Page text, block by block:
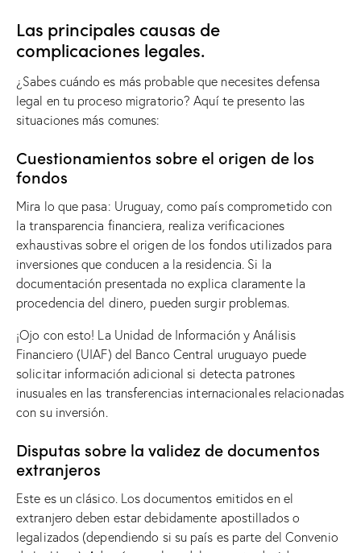
Las principales causas de
complicaciones legales.
¿Sabes cuándo es más probable que necesites defensa
legal en tu proceso migratorio? Aquí te presento las
situaciones más comunes:
Cuestionamientos sobre el origen de los
fondos
Mira lo que pasa: Uruguay, como país comprometido con
la transparencia financiera, realiza verificaciones
exhaustivas sobre el origen de los fondos utilizados para
inversiones que conducen a la residencia. Si la
documentación presentada no explica claramente la
procedencia del dinero, pueden surgir problemas.
¡Ojo con esto! La Unidad de Información y Análisis
Financiero (UIAF) del Banco Central uruguayo puede
solicitar información adicional si detecta patrones
inusuales en las transferencias internacionales relacionadas
con su inversión.
Disputas sobre la validez de documentos
extranjeros
Este es un clásico. Los documentos emitidos en el
extranjero deben estar debidamente apostillados o
legalizados (dependiendo si su país es parte del Convenio